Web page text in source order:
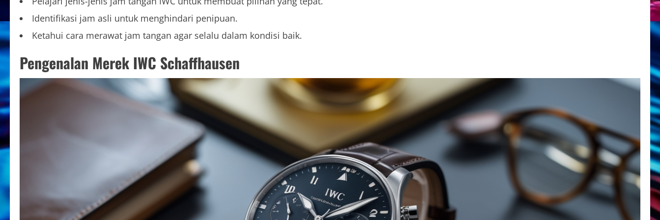
Identifikasi jam asli untuk menghindari penipuan.
Ketahui cara merawat jam tangan agar selalu dalam kondisi baik.
Pengenalan Merek IWC Schaffhausen